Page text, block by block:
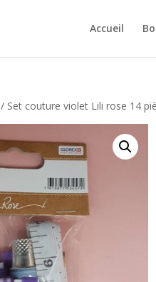
Accueil
/ Set couture violet Lili rose 14